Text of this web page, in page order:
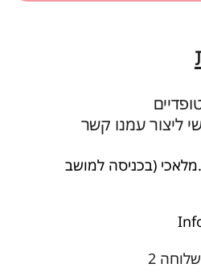
ליצור עמנו קשר
4 , ק.מלאכי (בכניסה למושב
שלוחה 2